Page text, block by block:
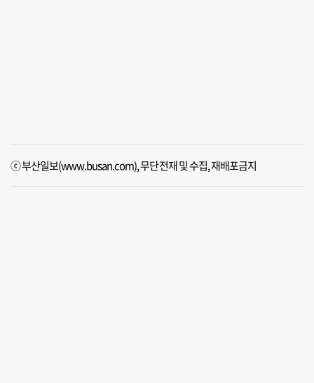
ⓒ 부산일보(www.busan.com), 무단전재 및 수집, 재배포금지